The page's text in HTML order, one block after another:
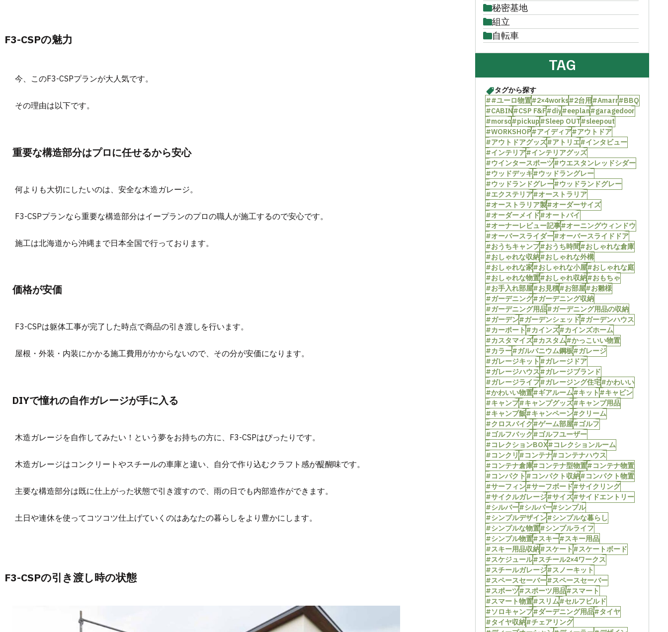
F3-CSPの魅力
今、このF3-CSPプランが大人気です。
その理由は以下です。
重要な構造部分はプロに任せるから安心
何よりも大切にしたいのは、安全な木造ガレージ。
F3-CSPプランなら重要な構造部分はイープランのプロの職人が施工するので安心です。
施工は北海道から沖縄まで日本全国で行っております。
価格が安価
F3-CSPは躯体工事が完了した時点で商品の引き渡しを行います。
屋根・外装・内装にかかる施工費用がかからないので、その分が安価になります。
DIYで憧れの自作ガレージが手に入る
木造ガレージを自作してみたい！という夢をお持ちの方に、F3-CSPはぴったりです。
木造ガレージはコンクリートやスチールの車庫と違い、自分で作り込むクラフト感が醍醐味です。
主要な構造部分は既に仕上がった状態で引き渡すので、雨の日でも内部造作ができます。
土日や連休を使ってコツコツ仕上げていくのはあなたの暮らしをより豊かにします。
F3-CSPの引き渡し時の状態
秘密基地
組立
自転車
TAG
タグから探す
##ユーロ物置#2×4works#2台用#Amarr#BBQ
#CABIN#CSP F&F#diy#eeplan#garagedoor
#morso#pickup#Sleep OUT#sleepout
#WORKSHOP#アイディア#アウトドア
#アウトドアグッズ#アトリエ#インタビュー
#インテリア#インテリアグッズ
#ウインタースポーツ#ウエスタンレッドシダー
#ウッドデッキ#ウッドラングレー
#ウッドランドグレー#ウッドランドグレー
#エクステリア#オーストラリア
#オーストラリア製#オーダーサイズ
#オーダーメイド#オートバイ
#オーナーレビュー記事#オーニングウィンドウ
#オーバースライダー#オーバースライドドア
#おうちキャンプ#おうち時間#おしゃれな倉庫
#おしゃれな収納#おしゃれな外構
#おしゃれな家#おしゃれな小屋#おしゃれな庭
#おしゃれな物置#おしゃれ収納#おもちゃ
#お手入れ部屋#お見積#お部屋#お雛様
#ガーデニング#ガーデニング収納
#ガーデニング用品#ガーデニング用品の収納
#ガーデン#ガーデンシェッド#ガーデンハウス
#カーポート#カインズ#カインズホーム
#カスタマイズ#カスタム#かっこいい物置
#カラー#ガルバニウム鋼板#ガレージ
#ガレージキット#ガレージドア
#ガレージハウス#ガレージブランド
#ガレージライフ#ガレージング住宅#かわいい
#かわいい物置#ギアルーム#キット#キャビン
#キャンプ#キャンプグッズ#キャンプ用品
#キャンプ飯#キャンペーン#クリーム
#クロスバイク#ゲーム部屋#ゴルフ
#ゴルフバック#ゴルフユーザー
#コレクションBOX#コレクションルーム
#コンクリ#コンテナ#コンテナハウス
#コンテナ倉庫#コンテナ型物置#コンテナ物置
#コンパクト#コンパクト収納#コンパクト物置
#サーフィン#サーフボード#サイクリング
#サイクルガレージ#サイズ#サイドエントリー
#シルバー#シルバー#シンプル
#シンプルデザイン#シンプルな暮らし
#シンプルな物置#シンプルライフ
#シンプル物置#スキー#スキー用品
#スキー用品収納#スケート#スケートボード
#スケジュール#スチール2×4ワークス
#スチールガレージ#スノーキット
#スペースセーバー#スペースセーバー
#スポーツ#スポーツ用品#スマート
#スマート物置#スリム#セルフビルド
#ソロキャンプ#ダーデニング用品#タイヤ
#タイヤ収納#チェアリング